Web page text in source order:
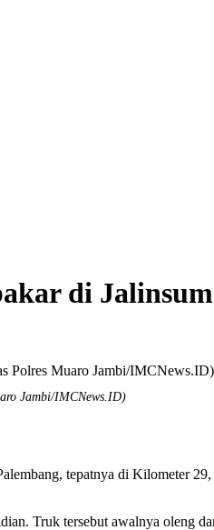
di Jalinsum
Jambi/IMCNews.ID)
tepatnya di Kilometer
Truk tersebut awalnya oleng